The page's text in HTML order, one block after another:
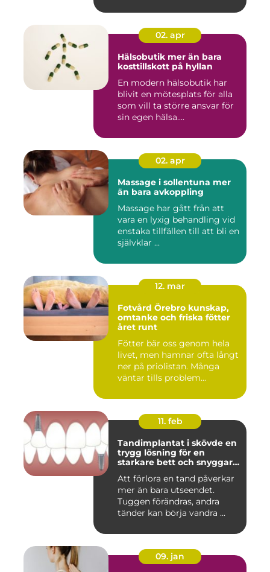
02. apr
Hälsobutik mer än bara
kosttillskott på hyllan
En modern hälsobutik har
blivit en mötesplats för alla
som vill ta större ansvar för
sin egen hälsa....
02. apr
Massage i sollentuna mer
än bara avkoppling
Massage har gått från att
vara en lyxig behandling vid
enstaka tillfällen till att bli en
självklar ...
12. mar
Fotvård Örebro kunskap,
omtanke och friska fötter
året runt
Fötter bär oss genom hela
livet, men hamnar ofta långt
ner på priolistan. Många
väntar tills problem...
11. feb
Tandimplantat i skövde en
trygg lösning för en
starkare bett och snyggare
Att förlora en tand påverkar
mer än bara utseendet.
Tuggen förändras, andra
tänder kan börja vandra ...
09. jan